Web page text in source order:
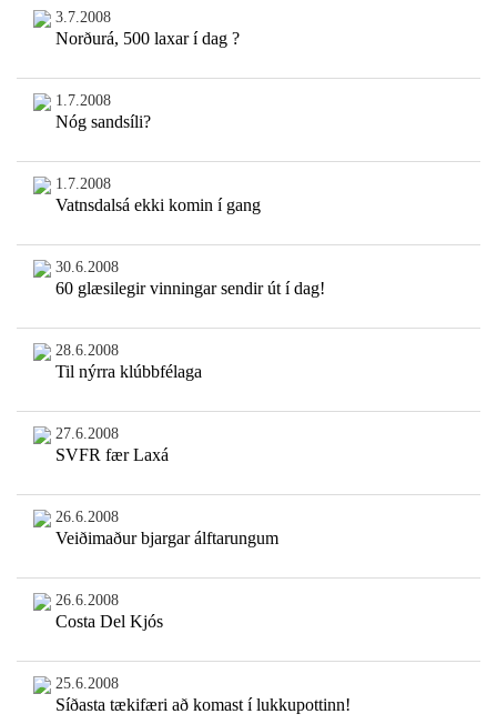
3.7.2008
Norðurá, 500 laxar í dag ?
1.7.2008
Nóg sandsíli?
1.7.2008
Vatnsdalsá ekki komin í gang
30.6.2008
60 glæsilegir vinningar sendir út í dag!
28.6.2008
Til nýrra klúbbfélaga
27.6.2008
SVFR fær Laxá
26.6.2008
Veiðimaður bjargar álftarungum
26.6.2008
Costa Del Kjós
25.6.2008
Síðasta tækifæri að komast í lukkupottinn!